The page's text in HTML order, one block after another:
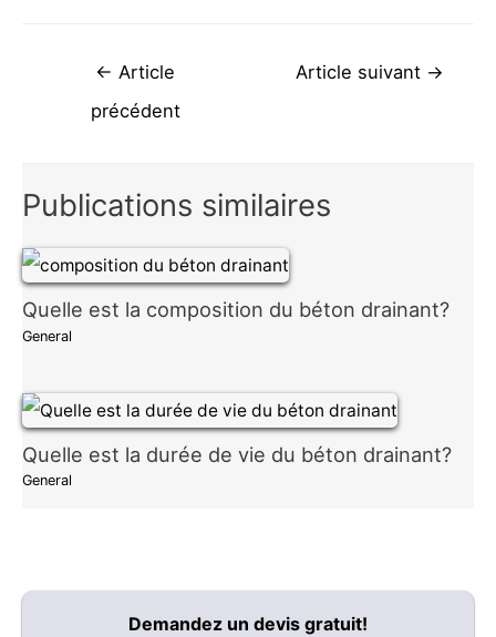
Navigation
← Article
précédent
Article suivant →
Publications similaires
Quelle est la composition du béton drainant?
General
Quelle est la durée de vie du béton drainant?
General
Demandez un devis gratuit!